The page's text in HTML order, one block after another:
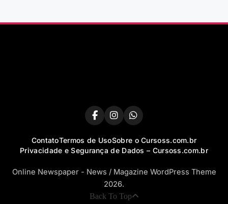
ContatoTermos de UsoSobre o Cursoss.com.br
Privacidade e Segurança de Dados – Cursoss.com.br
Online Newspaper - News / Magazine WordPress Theme
2026.
Back To Top